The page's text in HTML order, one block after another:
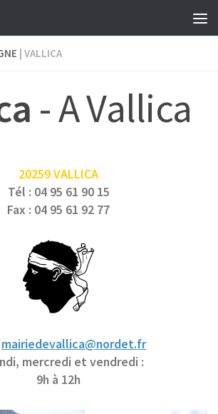
| VALLICA
- A Vallica
20259 VALLICA
Tél : 04 95 61 90 15
Fax : 04 95 61 92 77
mairiedevallica@nordet.fr
mercredi et vendredi :
9h à 12h